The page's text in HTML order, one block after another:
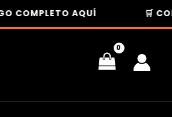
COMPLETO AQUÍ 🛒